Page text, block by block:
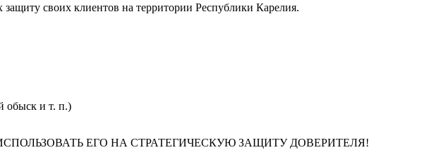
своих клиентов на территории Республики Карелия.
обыск и т. п.)
ЕГО НА СТРАТЕГИЧЕСКУЮ ЗАЩИТУ ДОВЕРИТЕЛЯ!